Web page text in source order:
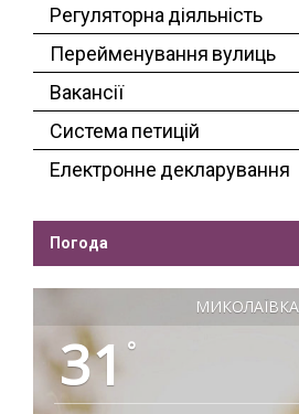
Регуляторна діяльність
Перейменування вулиць
Вакансії
Система петицій
Електронне декларування
Погода
МИКОЛАЇВКА
31 °